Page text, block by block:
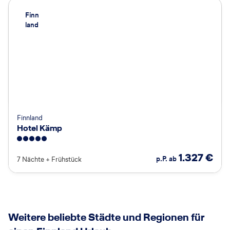
Finn
land
Finnland
Hotel Kämp
7 Nächte + Frühstück p.P. ab 1.327€
Weitere beliebte Städte und Regionen für